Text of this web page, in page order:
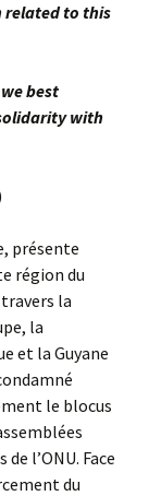
related to this
best
with
présente
région du
la
la
et la Guyane
le blocus
l’ONU. Face
du